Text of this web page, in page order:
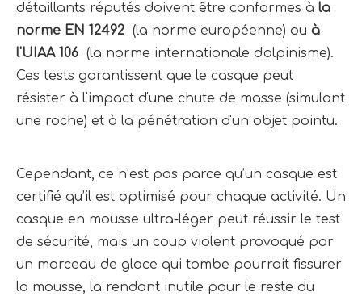
détaillants réputés doivent être conformes à la
norme EN 12492 (la norme européenne) ou à
l'UIAA 106 (la norme internationale d'alpinisme).
Ces tests garantissent que le casque peut
résister à l'impact d'une chute de masse (simulant
une roche) et à la pénétration d'un objet pointu.
Cependant, ce n’est pas parce qu’un casque est
certifié qu’il est optimisé pour chaque activité. Un
casque en mousse ultra-léger peut réussir le test
de sécurité, mais un coup violent provoqué par
un morceau de glace qui tombe pourrait fissurer
la mousse, la rendant inutile pour le reste du